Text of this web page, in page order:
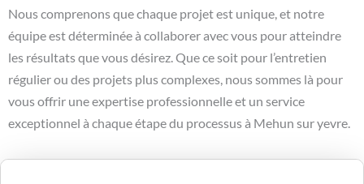
Nous comprenons que chaque projet est unique, et notre
équipe est déterminée à collaborer avec vous pour atteindre
les résultats que vous désirez. Que ce soit pour l’entretien
régulier ou des projets plus complexes, nous sommes là pour
vous offrir une expertise professionnelle et un service
exceptionnel à chaque étape du processus à Mehun sur yevre.